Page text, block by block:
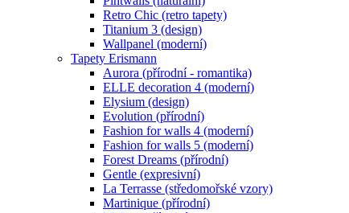
Retro Chic (retro tapety)
Titanium 3 (design)
Wallpanel (moderní)
Tapety Erismann
Aurora (přírodní - romantika)
ELLE decoration 4 (moderní)
Elysium (design)
Evolution (přírodní)
Fashion for walls 4 (moderní)
Fashion for walls 5 (moderní)
Forest Dreams (přírodní)
Gentle (expresivní)
La Terrasse (středomořské vzory)
Martinique (přírodní)